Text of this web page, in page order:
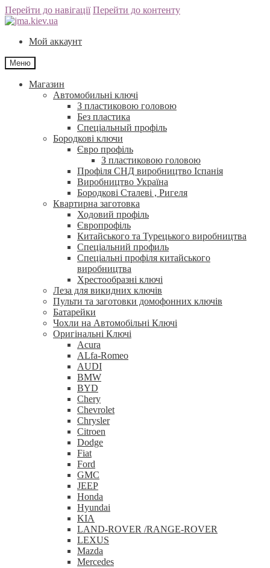
Перейти до навігації Перейти до контенту
Мой аккаунт
Меню
Магазин
Автомобильні ключі
З пластиковою головою
Без пластика
Спеціальный профіль
Бородкові ключи
Євро профіль
З пластиковою головою
Профіля СНД виробництво Іспанія
Виробництво Україна
Бородкові Сталеві , Ригеля
Квартирна заготовка
Ходовий профіль
Європрофіль
Китайського та Турецького виробництва
Спеціальний профиль
Спеціальні профіля китайського
виробництва
Хрестообразні ключі
Леза для викидних ключів
Пульти та заготовки домофонних ключів
Батарейки
Чохли на Автомобільні Ключі
Оригінальні Ключі
Acura
ALfa-Romeo
AUDI
BMW
BYD
Chery
Chevrolet
Chrysler
Citroen
Dodge
Fiat
Ford
GMC
JEEP
Honda
Hyundai
KIA
LAND-ROVER /RANGE-ROVER
LEXUS
Mazda
Mercedes